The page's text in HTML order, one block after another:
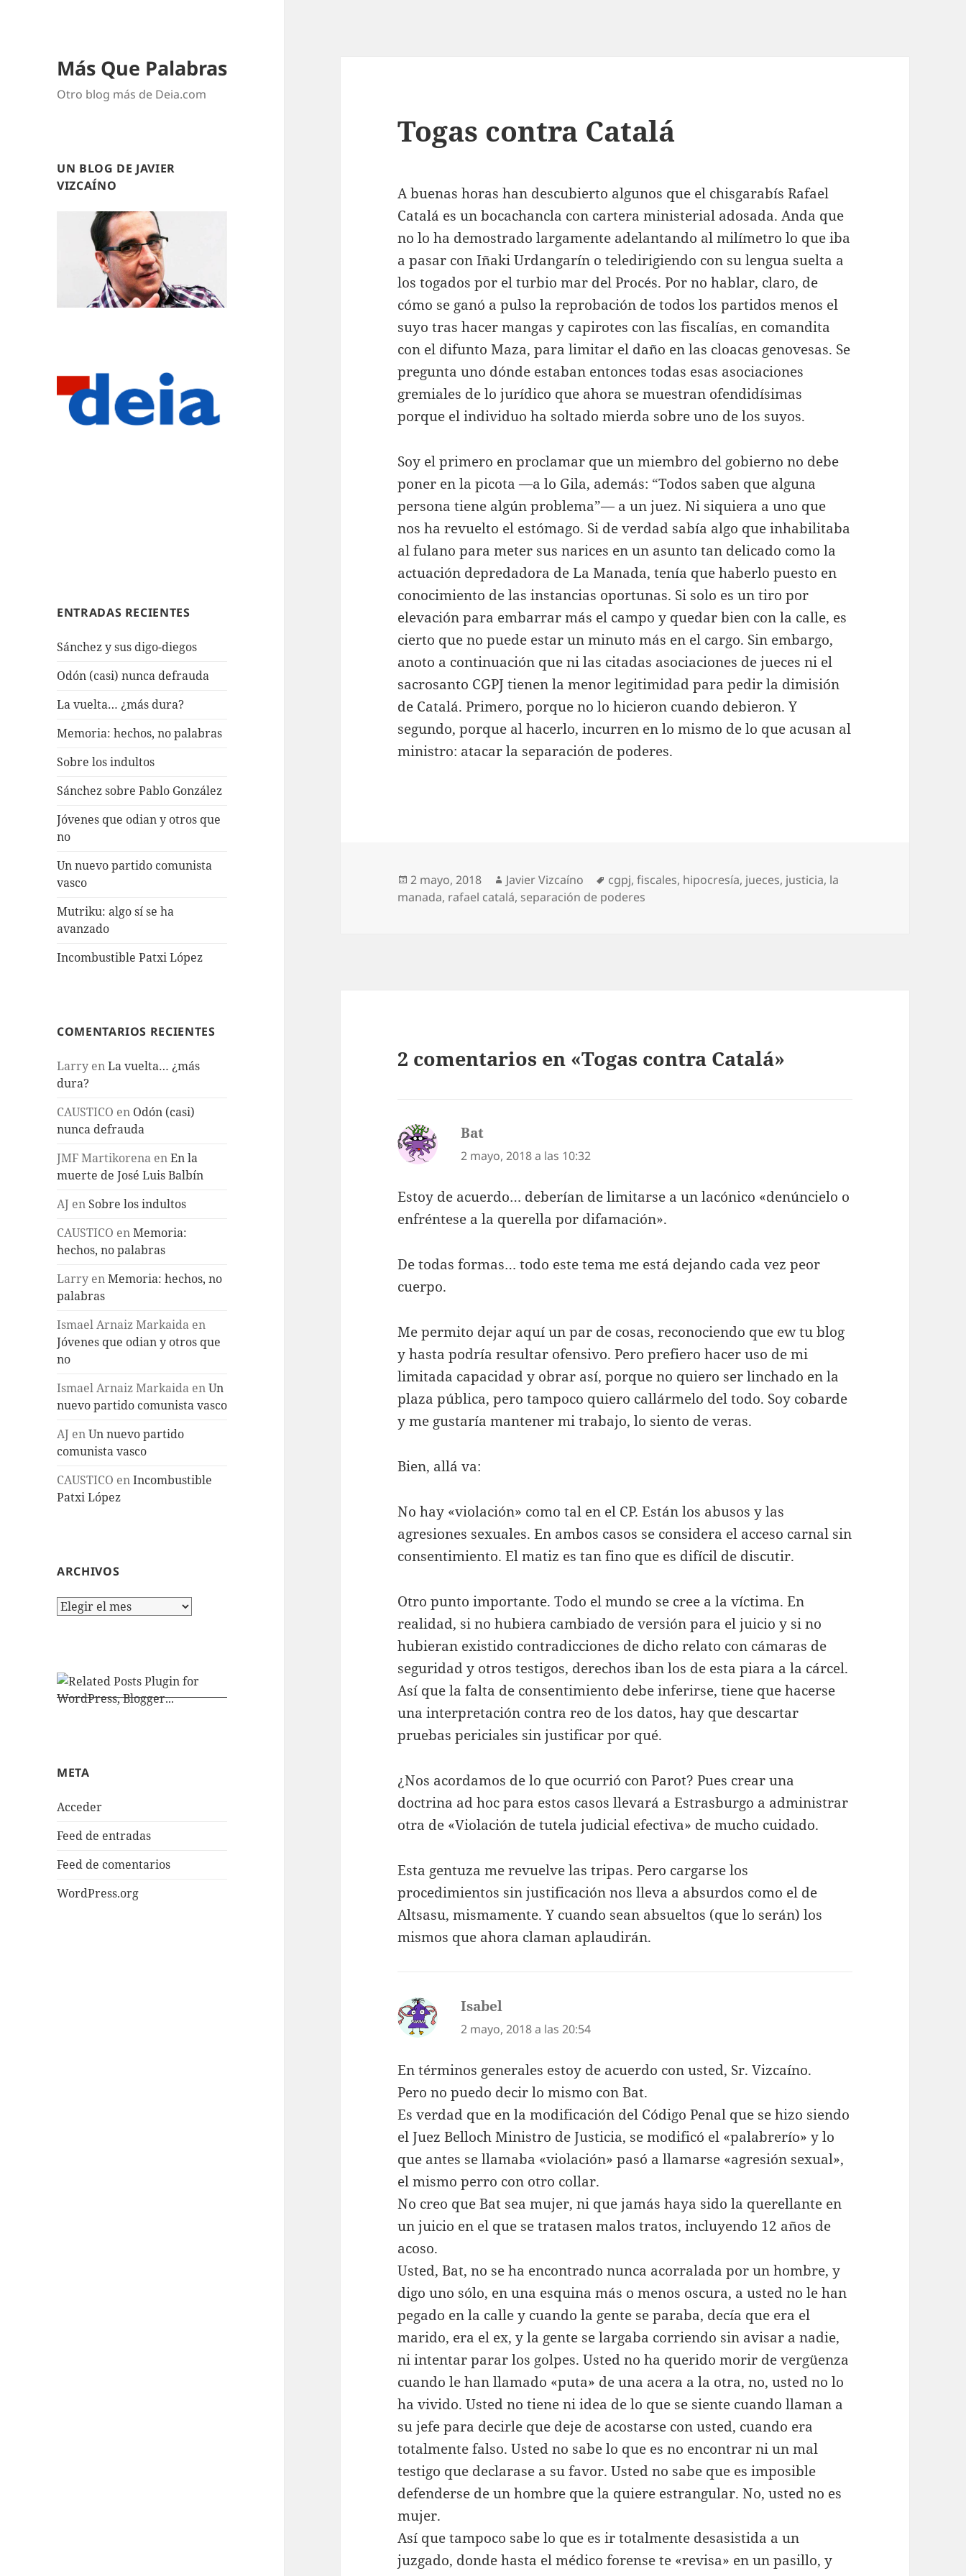
Más Que Palabras
Otro blog más de Deia.com
UN BLOG DE JAVIER
VIZCAÍNO
ENTRADAS RECIENTES
Sánchez y sus digo-diegos
Odón (casi) nunca defrauda
La vuelta… ¿más dura?
Memoria: hechos, no palabras
Sobre los indultos
Sánchez sobre Pablo González
Jóvenes que odian y otros que
no
Un nuevo partido comunista
vasco
Mutriku: algo sí se ha
avanzado
Incombustible Patxi López
COMENTARIOS RECIENTES
Larry enLa vuelta… ¿más
dura?
CAUSTICO en Odón (casi)
nunca defrauda
JMF Martikorena enEn la
muerte de José Luis Balbín
AJ en Sobre los indultos
CAUSTICO enMemoria:
hechos, no palabras
Larry enMemoria: hechos, no
palabras
Ismael Arnaiz Markaida en
Jóvenes que odian y otros que
no
Ismael Arnaiz Markaida enUn
nuevo partido comunista vasco
AJ enUn nuevo partido
comunista vasco
CAUSTICO enIncombustible
Patxi López
ARCHIVOS
Archivos
META
Acceder
Feed de entradas
Feed de comentarios
WordPress.org
Togas contra Catalá
A buenas horas han descubierto algunos que el chisgarabís Rafael
Catalá es un bocachancla con cartera ministerial adosada. Anda que
no lo ha demostrado largamente adelantando al milímetro lo que iba
a pasar con Iñaki Urdangarín o teledirigiendo con su lengua suelta a
los togados por el turbio mar del Procés. Por no hablar, claro, de
cómo se ganó a pulso la reprobación de todos los partidos menos el
suyo tras hacer mangas y capirotes con las fiscalías, en comandita
con el difunto Maza, para limitar el daño en las cloacas genovesas. Se
pregunta uno dónde estaban entonces todas esas asociaciones
gremiales de lo jurídico que ahora se muestran ofendidísimas
porque el individuo ha soltado mierda sobre uno de los suyos.
Soy el primero en proclamar que un miembro del gobierno no debe
poner en la picota —a lo Gila, además: “Todos saben que alguna
persona tiene algún problema”— a un juez. Ni siquiera a uno que
nos ha revuelto el estómago. Si de verdad sabía algo que inhabilitaba
al fulano para meter sus narices en un asunto tan delicado como la
actuación depredadora de La Manada, tenía que haberlo puesto en
conocimiento de las instancias oportunas. Si solo es un tiro por
elevación para embarrar más el campo y quedar bien con la calle, es
cierto que no puede estar un minuto más en el cargo. Sin embargo,
anoto a continuación que ni las citadas asociaciones de jueces ni el
sacrosanto CGPJ tienen la menor legitimidad para pedir la dimisión
de Catalá. Primero, porque no lo hicieron cuando debieron. Y
segundo, porque al hacerlo, incurren en lo mismo de lo que acusan al
ministro: atacar la separación de poderes.
Publicado
el
2 mayo, 2018 Autor
Javier Vizcaíno Etiquetas
cgpj,fiscales, hipocresía, jueces, justicia, la
manada, rafael catalá, separación de poderes
2 comentarios en «Togas contra Catalá»
Bat
2 mayo, 2018 a las 10:32
Estoy de acuerdo… deberían de limitarse a un lacónico «denúncielo o
enfréntese a la querella por difamación».
De todas formas… todo este tema me está dejando cada vez peor
cuerpo.
Me permito dejar aquí un par de cosas, reconociendo que ew tu blog
y hasta podría resultar ofensivo. Pero prefiero hacer uso de mi
limitada capacidad y obrar así, porque no quiero ser linchado en la
plaza pública, pero tampoco quiero callármelo del todo. Soy cobarde
y me gustaría mantener mi trabajo, lo siento de veras.
Bien, allá va:
No hay «violación» como tal en el CP. Están los abusos y las
agresiones sexuales. En ambos casos se considera el acceso carnal sin
consentimiento. El matiz es tan fino que es difícil de discutir.
Otro punto importante. Todo el mundo se cree a la víctima. En
realidad, si no hubiera cambiado de versión para el juicio y si no
hubieran existido contradicciones de dicho relato con cámaras de
seguridad y otros testigos, derechos iban los de esta piara a la cárcel.
Así que la falta de consentimiento debe inferirse, tiene que hacerse
una interpretación contra reo de los datos, hay que descartar
pruebas periciales sin justificar por qué.
¿Nos acordamos de lo que ocurrió con Parot? Pues crear una
doctrina ad hoc para estos casos llevará a Estrasburgo a administrar
otra de «Violación de tutela judicial efectiva» de mucho cuidado.
Esta gentuza me revuelve las tripas. Pero cargarse los
procedimientos sin justificación nos lleva a absurdos como el de
Altsasu, mismamente. Y cuando sean absueltos (que lo serán) los
mismos que ahora claman aplaudirán.
Isabel
2 mayo, 2018 a las 20:54
En términos generales estoy de acuerdo con usted, Sr. Vizcaíno.
Pero no puedo decir lo mismo con Bat.
Es verdad que en la modificación del Código Penal que se hizo siendo
el Juez Belloch Ministro de Justicia, se modificó el «palabrerío» y lo
que antes se llamaba «violación» pasó a llamarse «agresión sexual»,
el mismo perro con otro collar.
No creo que Bat sea mujer, ni que jamás haya sido la querellante en
un juicio en el que se tratasen malos tratos, incluyendo 12 años de
acoso.
Usted, Bat, no se ha encontrado nunca acorralada por un hombre, y
digo uno sólo, en una esquina más o menos oscura, a usted no le han
pegado en la calle y cuando la gente se paraba, decía que era el
marido, era el ex, y la gente se largaba corriendo sin avisar a nadie,
ni intentar parar los golpes. Usted no ha querido morir de vergüenza
cuando le han llamado «puta» de una acera a la otra, no, usted no lo
ha vivido. Usted no tiene ni idea de lo que se siente cuando llaman a
su jefe para decirle que deje de acostarse con usted, cuando era
totalmente falso. Usted no sabe lo que es no encontrar ni un mal
testigo que declarase a su favor. Usted no sabe que es imposible
defenderse de un hombre que la quiere estrangular. No, usted no es
mujer.
Así que tampoco sabe lo que es ir totalmente desasistida a un
juzgado, donde hasta el médico forense te «revisa» en un pasillo, y